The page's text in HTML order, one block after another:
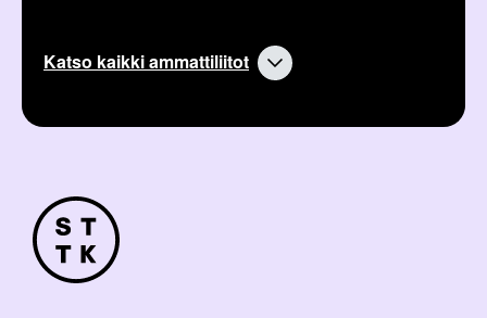
Katso kaikki ammattiliitot